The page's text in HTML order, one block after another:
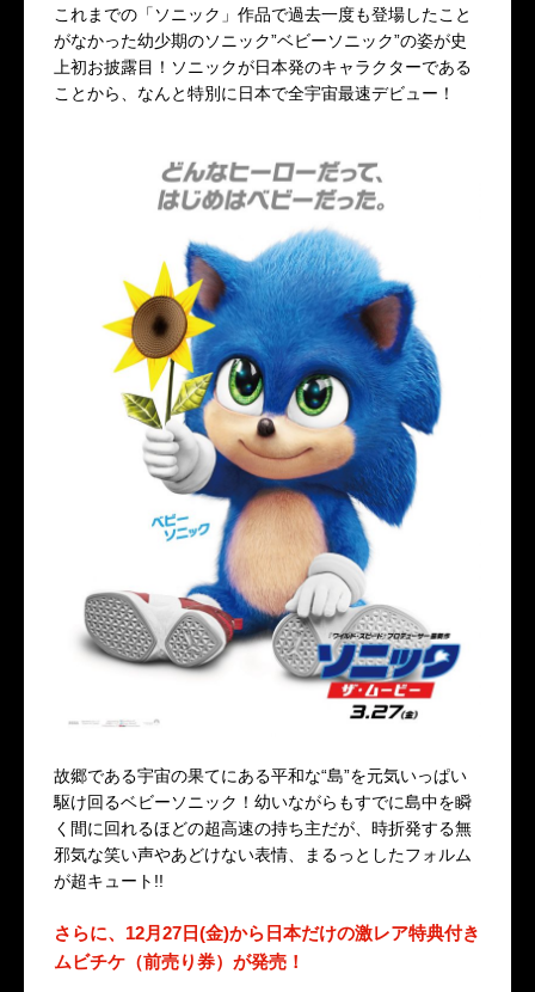
これまでの「ソニック」作品で過去一度も登場したこと
がなかった幼少期のソニック”ベビーソニック”の姿が史
上初お披露目！ソニックが日本発のキャラクターである
ことから、なんと特別に日本で全宇宙最速デビュー！
故郷である宇宙の果てにある平和な“島”を元気いっぱい
駆け回るベビーソニック！幼いながらもすでに島中を瞬
く間に回れるほどの超高速の持ち主だが、時折発する無
邪気な笑い声やあどけない表情、まるっとしたフォルム
が超キュート!!
さらに、12月27日(金)から日本だけの激レア特典付き
ムビチケ（前売り券）が発売！